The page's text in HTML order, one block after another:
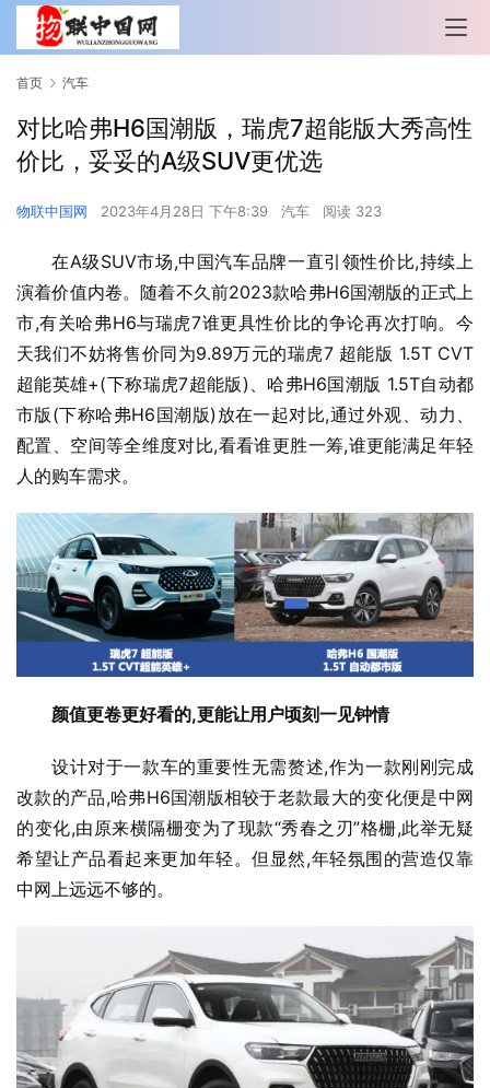
首页 汽车
对比哈弗H6国潮版，瑞虎7超能版大秀高性
价比，妥妥的A级SUV更优选
物联中国网 2023年4月28日 下午8:39 汽车 阅读 323
在A级SUV市场,中国汽车品牌一直引领性价比,持续上
演着价值内卷。随着不久前2023款哈弗H6国潮版的正式上
市,有关哈弗H6与瑞虎7谁更具性价比的争论再次打响。今
天我们不妨将售价同为9.89万元的瑞虎7 超能版 1.5T CVT
超能英雄+(下称瑞虎7超能版)、哈弗H6国潮版 1.5T自动都
市版(下称哈弗H6国潮版)放在一起对比,通过外观、动力、
配置、空间等全维度对比,看看谁更胜一筹,谁更能满足年轻
人的购车需求。
颜值更卷更好看的,更能让用户顷刻一见钟情
设计对于一款车的重要性无需赘述,作为一款刚刚完成
改款的产品,哈弗H6国潮版相较于老款最大的变化便是中网
的变化,由原来横隔栅变为了现款“秀春之刃”格栅,此举无疑
希望让产品看起来更加年轻。但显然,年轻氛围的营造仅靠
中网上远远不够的。